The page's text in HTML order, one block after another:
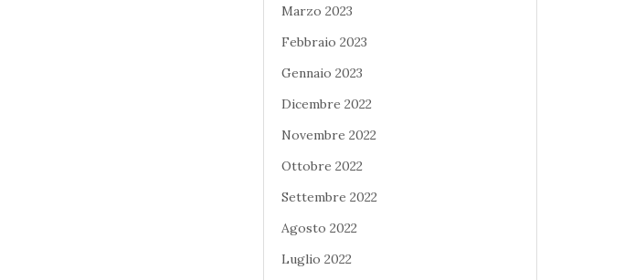
Marzo 2023
Febbraio 2023
Gennaio 2023
Dicembre 2022
Novembre 2022
Ottobre 2022
Settembre 2022
Agosto 2022
Luglio 2022